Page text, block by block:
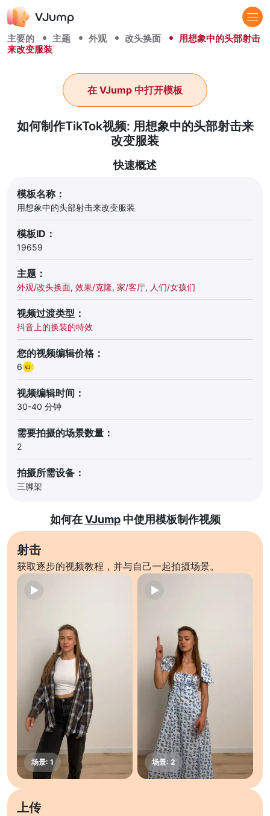
主要的 主题 外观 改头换面
用想象中的头部射击
来改变服装
如何制作TikTok视频: 用想象中的头部射击来
改变服装
在 VJump 中打开模板
快速概述
模板名称：
用想象中的头部射击来改变服装
模板ID：
19659
主题：
外观/改头换面, 效果/克隆, 家/客厅, 人们/女孩们
视频过渡类型：
抖音上的换装的特效
您的视频编辑价格：
6
视频编辑时间：
30-40 分钟
需要拍摄的场景数量：
2
拍摄所需设备：
三脚架
如何在VJump中使用模板制作视频
射击
获取逐步的视频教程，并与自己一起拍摄场景。
上传